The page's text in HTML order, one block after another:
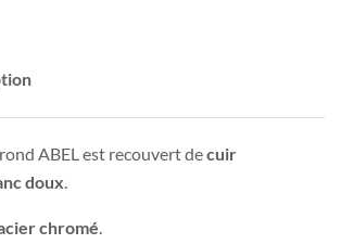
ABEL est recouvert decuir
doux.
chromé.